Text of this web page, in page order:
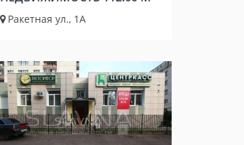
Ракетная ул., 1А